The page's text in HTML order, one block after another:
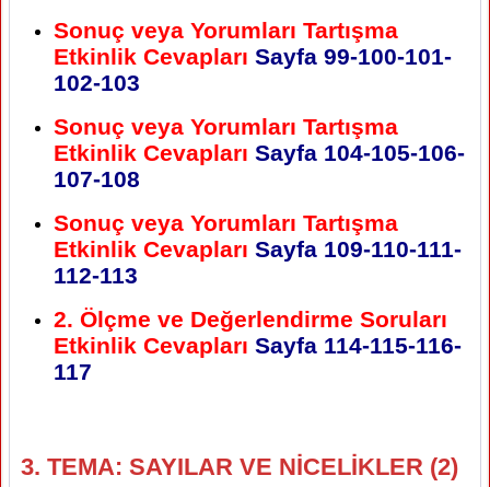
Sonuç veya Yorumları Tartışma
Etkinlik Cevapları Sayfa 99-100-101-
102-103
Sonuç veya Yorumları Tartışma
Etkinlik Cevapları Sayfa 104-105-106-
107-108
Sonuç veya Yorumları Tartışma
Etkinlik Cevapları Sayfa 109-110-111-
112-113
2. Ölçme ve Değerlendirme Soruları
Etkinlik Cevapları Sayfa 114-115-116-
117
3. TEMA: SAYILAR VE NİCELİKLER (2)